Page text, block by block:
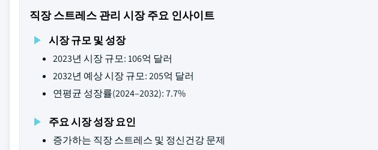
직장 스트레스 관리 시장 주요 인사이트
시장 규모 및 성장
2023년 시장 규모: 106억 달러
2032년 예상 시장 규모: 205억 달러
연평균 성장률(2024–2032): 7.7%
주요 시장 성장 요인
증가하는 직장 스트레스 및 정신건강 문제